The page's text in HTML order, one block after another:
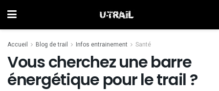
Accueil Blog de trail Infos entrainement Santé
Vous cherchez une barre
énergétique pour le trail ?